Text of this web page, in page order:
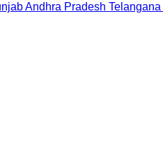
Andhra Pradesh Telangana